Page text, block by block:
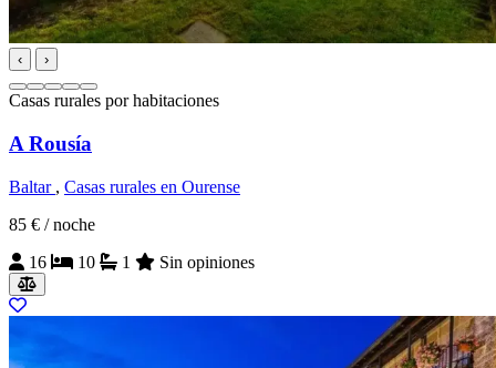
‹ ›
Casas rurales por habitaciones
A Rousía
Baltar , Casas rurales en Ourense
85 € / noche
16
10 1 Sin opiniones